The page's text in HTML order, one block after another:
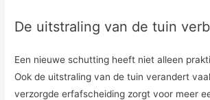
De uitstraling van de tuin
Een nieuwe schutting heeft niet alleen
Ook de uitstraling van de tuin verandert
verzorgde erfafscheiding zorgt voor meer